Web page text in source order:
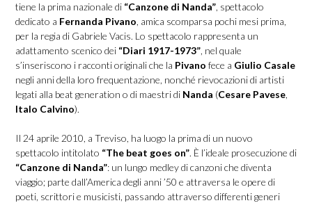
tiene la prima nazionale di “Canzone di Nanda”, spettacolo
dedicato a Fernanda Pivano, amica scomparsa pochi mesi prima,
per la regia di Gabriele Vacis. Lo spettacolo rappresenta un
adattamento scenico dei “Diari 1917-1973”, nel quale
s’inseriscono i racconti originali che la Pivano fece a Giulio Casale
negli anni della loro frequentazione, nonché rievocazioni di artisti
legati alla beat generation o di maestri di Nanda (Cesare Pavese,
Italo Calvino).
Il 24 aprile 2010, a Treviso, ha luogo la prima di un nuovo
spettacolo intitolato “The beat goes on”. È l’ideale prosecuzione di
“Canzone di Nanda”: un lungo medley di canzoni che diventa
viaggio; parte dall’America degli anni ’50 e attraversa le opere di
poeti, scrittori e musicisti, passando attraverso differenti generi